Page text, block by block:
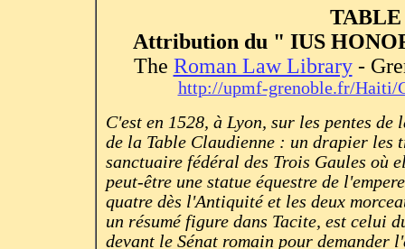
Attribution du " IUS
The Roman Law Library-
http://upmf-grenoble.fr/Haiti/
C'est en 1528, à Lyon, sur les pentes
de la Table Claudienne : un drapier les
sanctuaire fédéral des Trois Gaules où
peut-être une statue équestre de
quatre dès l'Antiquité et les deux
un résumé figure dans Tacite, est celui
devant le Sénat romain pour demander